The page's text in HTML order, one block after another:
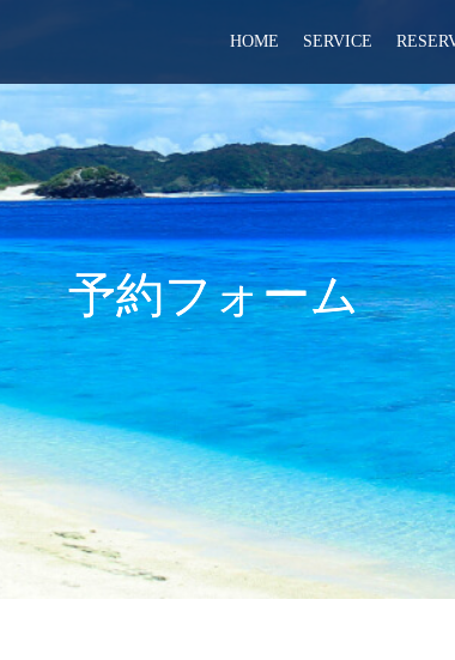
HOME SERVICE
予約フォーム